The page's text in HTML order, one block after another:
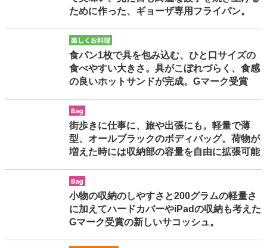
ために作った、ギョーザ専用フライパン。
食パン1枚で具を包み込む、ひと口サイズの
食べやすい大きさ。具がこぼれづらく、食感
の良いホットサンドが完成。Gマーク受賞
街歩きに仕事に、旅や出張にも。軽量で薄
型、オールブラックのボディバッグ。荷物が
増えた時には収納部の容量を自由に拡張可能
小物の収納のしやすさと200グラムの軽量さ
に加えてハードカバーやiPadの収納も考えた
Gマーク受賞の新しいサコッシュ。